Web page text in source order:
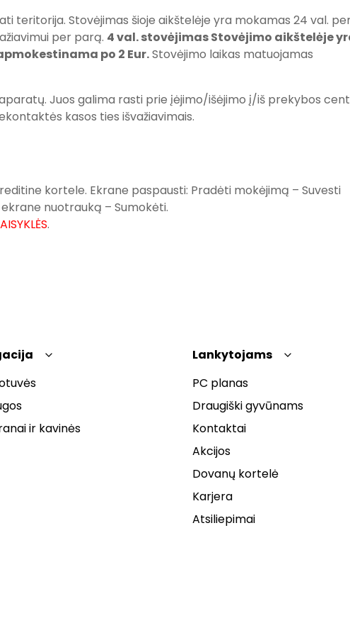
teritorija. Stovėjimas šioje aikštelėje yra mokamas 24 val.
per parą. 4 val. stovėjimas Stovėjimo aikštelėje
po 2 Eur.Stovėjimo laikas matuojamas
Juos galima rasti prie įėjimo/išėjimo į/iš prekybos
kasos ties išvažiavimais.
kortele. Ekrane paspausti: Pradėti mokėjimą – Suvesti
nuotrauką – Sumokėti.
.
ir kavinės
Lankytojams
PC planas
Draugiški gyvūnams
Kontaktai
Akcijos
Dovanų kortelė
Karjera
Atsiliepimai